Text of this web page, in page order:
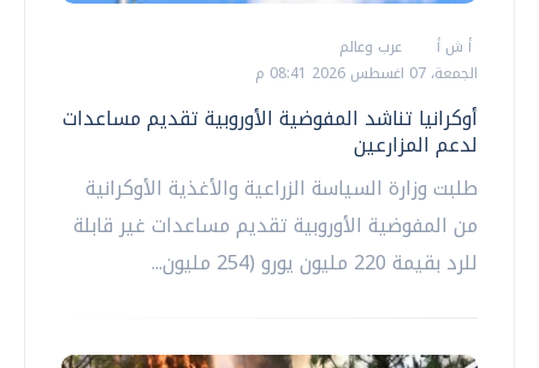
أ ش أ
عرب وعالم
الجمعة، 07 اغسطس 2026 08:41 م
أوكرانيا تناشد المفوضية الأوروبية تقديم مساعدات
لدعم المزارعين
طلبت وزارة السياسة الزراعية والأغذية الأوكرانية
من المفوضية الأوروبية تقديم مساعدات غير قابلة
للرد بقيمة 220 مليون يورو (254 مليون...